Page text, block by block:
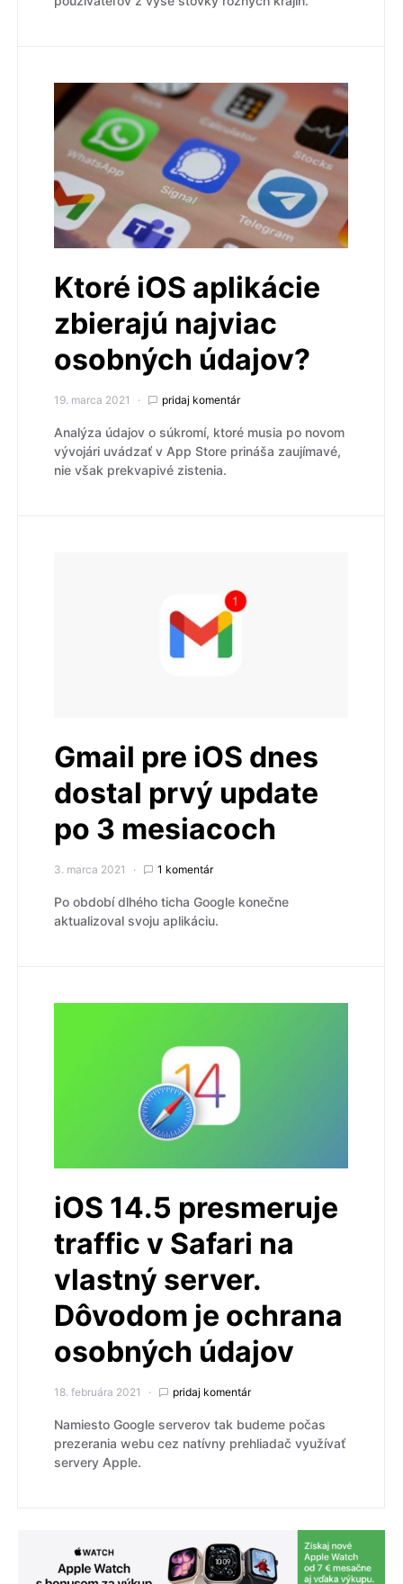
Ktoré iOS aplikácie
zbierajú najviac
osobných údajov?
19. marca 2021 pridaj komentár
Analýza údajov o súkromí, ktoré musia po novom
vývojári uvádzať v App Store prináša zaujímavé,
nie však prekvapivé zistenia.
Gmail pre iOS dnes
dostal prvý update
po 3 mesiacoch
3. marca 2021 1 komentár
Po období dlhého ticha Google konečne
aktualizoval svoju aplikáciu.
iOS 14.5 presmeruje
traffic v Safari na
vlastný server.
Dôvodom je ochrana
osobných údajov
18. februára 2021 pridaj komentár
Namiesto Google serverov tak budeme počas
prezerania webu cez natívny prehliadač využívať
servery Apple.